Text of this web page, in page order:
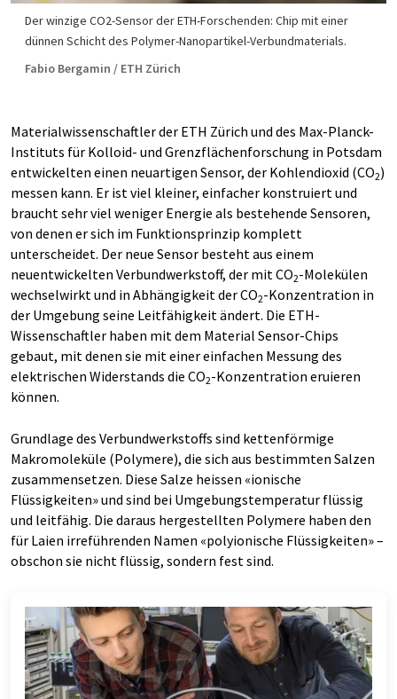
Der winzige CO2-Sensor der ETH-Forschenden: Chip mit einer
dünnen Schicht des Polymer-Nanopartikel-Verbundmaterials.
Fabio Bergamin / ETH Zürich
Materialwissenschaftler der ETH Zürich und des Max-Planck-
Instituts für Kolloid- und Grenzflächenforschung in Potsdam
entwickelten einen neuartigen Sensor, der Kohlendioxid (CO2)
messen kann. Er ist viel kleiner, einfacher konstruiert und
braucht sehr viel weniger Energie als bestehende Sensoren,
von denen er sich im Funktionsprinzip komplett
unterscheidet. Der neue Sensor besteht aus einem
neuentwickelten Verbundwerkstoff, der mit CO2-Molekülen
wechselwirkt und in Abhängigkeit der CO2-Konzentration in
der Umgebung seine Leitfähigkeit ändert. Die ETH-
Wissenschaftler haben mit dem Material Sensor-Chips
gebaut, mit denen sie mit einer einfachen Messung des
elektrischen Widerstands die CO2-Konzentration eruieren
können.
Grundlage des Verbundwerkstoffs sind kettenförmige
Makromoleküle (Polymere), die sich aus bestimmten Salzen
zusammensetzen. Diese Salze heissen «ionische
Flüssigkeiten» und sind bei Umgebungstemperatur flüssig
und leitfähig. Die daraus hergestellten Polymere haben den
für Laien irreführenden Namen «polyionische Flüssigkeiten» –
obschon sie nicht flüssig, sondern fest sind.